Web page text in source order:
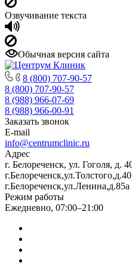
Озвучивание текста
Обычная версия сайта
8 (800) 707-90-57
8 (800) 707-90-57
8 (988) 966-07-69
8 (988) 966-00-91
Заказать звонок
E-mail
info@centrumclinic.ru
Адрес
г. Белореченск, ул. Гоголя, д.
г.Белореченск,ул.Толстого,д.40
г.Белореченск,ул.Ленина,д.85а
Режим работы
Ежедневно, 07:00–21:00